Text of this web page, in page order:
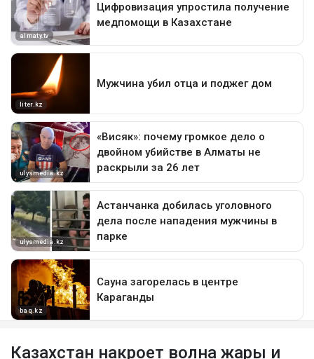
Казахстан накроет волна жары и